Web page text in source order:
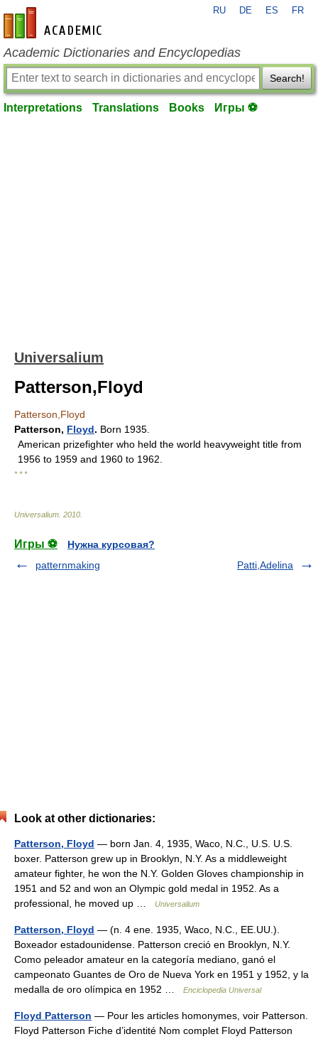
en-academic.com
RU DE ES FR
Academic Dictionaries and Encyclopedias
Search!
Interpretations Translations Books Игры ⚽
Universalium
Patterson,Floyd
Patterson,Floyd
Patterson, Floyd. Born 1935.
American prizefighter who held the world heavyweight title from
1956 to 1959 and 1960 to 1962.
* * *
Universalium 2010
Игры ⚽
Нужна курсовая?
patternmaking
Patti,Adelina
Look at other dictionaries:
Patterson, Floyd — born Jan. 4, 1935, Waco, N.C., U.S. U.S.
boxer. Patterson grew up in Brooklyn, N.Y. As a middleweight
amateur fighter, he won the N.Y. Golden Gloves championship in
1951 and 52 and won an Olympic gold medal in 1952. As a
professional, he moved up …
Universalium
Patterson, Floyd — (n. 4 ene. 1935, Waco, N.C., EE.UU.).
Boxeador estadounidense. Patterson creció en Brooklyn, N.Y.
Como peleador amateur en la categoría mediano, ganó el
campeonato Guantes de Oro de Nueva York en 1951 y 1952, y la
medalla de oro olímpica en 1952 …
Enciclopedia Universal
Floyd Patterson — Pour les articles homonymes, voir Patterson.
Floyd Patterson Fiche d’identité Nom complet Floyd Patterson